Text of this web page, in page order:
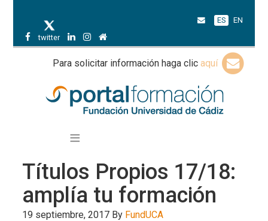
twitter
ES EN
Para solicitar información haga clic aquí
Títulos Propios 17/18:
amplía tu formación
19 septiembre, 2017 By FundUCA